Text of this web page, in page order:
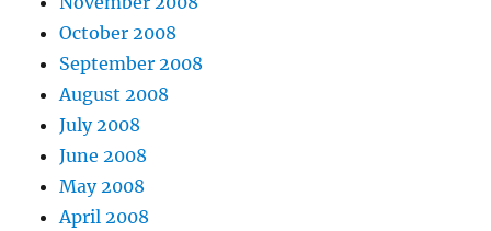
October 2008
September 2008
August 2008
July 2008
June 2008
May 2008
April 2008